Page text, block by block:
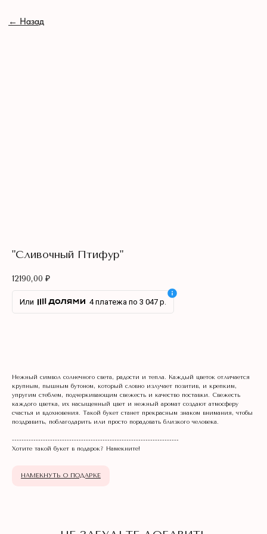
"Сливочный Птифур"
12190,00 ₽
Или 4 платежа по 3 047 р.
Нежный символ солнечного света, радости и тепла. Каждый цветок отличается
крупным, пышным бутоном, который словно излучает позитив, и крепким,
упругим стеблем, подчеркивающим свежесть и качество поставки. Свежесть
каждого цветка, их насыщенный цвет и нежный аромат создают атмосферу
счастья и вдохновения. Такой букет станет прекрасным знаком внимания, чтобы
поздравить, поблагодарить или просто порадовать близкого человека.
----------------------------------------------------------------------
Хотите такой букет в подарок? Намекните!
НАМЕКНУТЬ О ПОДАРКЕ
НЕ ЗАБУДЬТЕ ДОБАВИТЬ
ПОДАРОК К БУКЕТУ